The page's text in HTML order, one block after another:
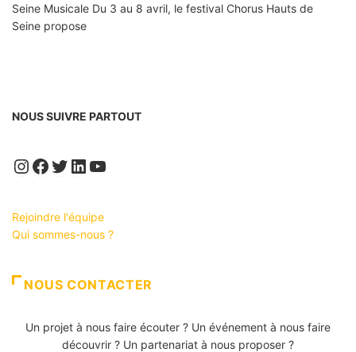
Seine Musicale Du 3 au 8 avril, le festival Chorus Hauts de
Seine propose
NOUS SUIVRE PARTOUT
Instagram
Facebook
Twitter
LinkedIn
YouTube
Rejoindre l'équipe
Qui sommes-nous ?
NOUS CONTACTER
Un projet à nous faire écouter ? Un événement à nous faire
découvrir ? Un partenariat à nous proposer ?